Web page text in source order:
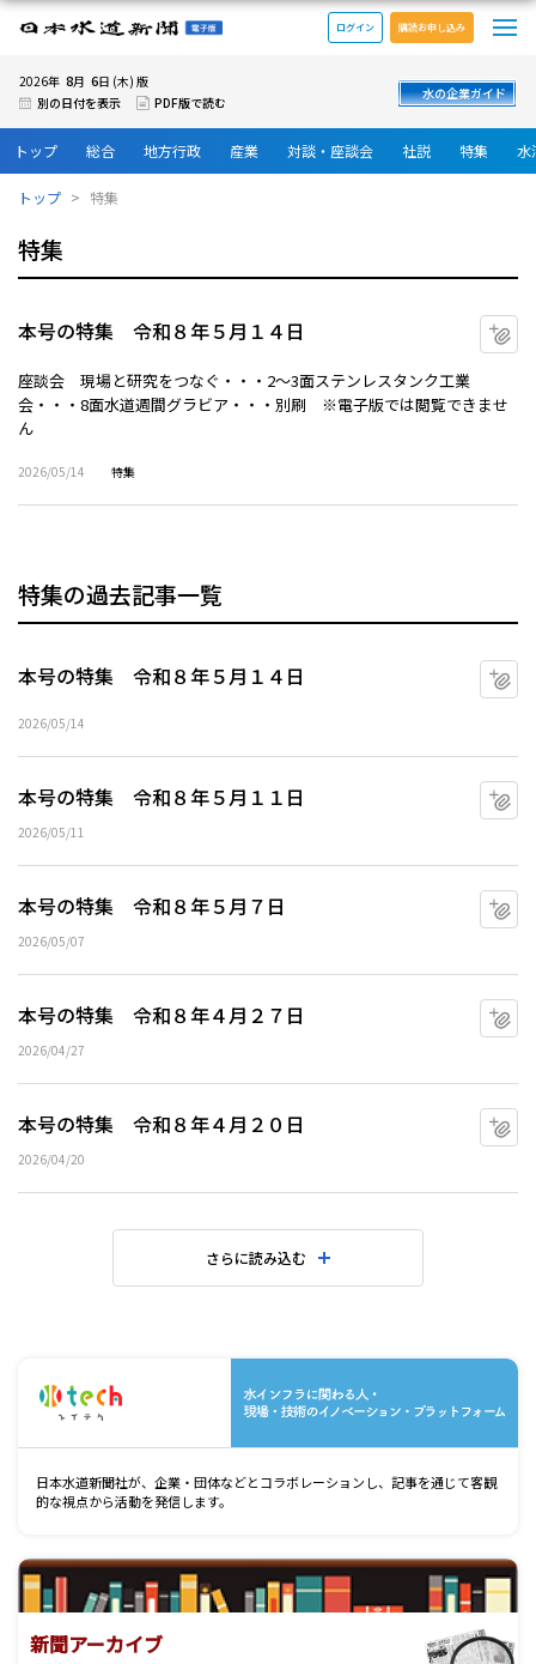
日本水道新聞 電子版
ログイン 購読お申し込み
2026年 8月 6日 (木) 版
別の日付を表示
PDF版で読む
水の企業ガイド
トップ 総合 地方行政 産業 対談・座談会 社説 特集 水
トップ 特集
特集
本号の特集 令和８年５月１４日
座談会 現場と研究をつなぐ・・・2～3面ステンレスタンク工業
会・・・8面水道週間グラビア・・・別刷 ※電子版では閲覧できませ
ん
2026/05/14 特集
特集の過去記事一覧
本号の特集 令和８年５月１４日
2026/05/14
本号の特集 令和８年５月１１日
2026/05/11
本号の特集 令和８年５月７日
2026/05/07
本号の特集 令和８年４月２７日
2026/04/27
本号の特集 令和８年４月２０日
2026/04/20
さらに読み込む
日本水道新聞社が、企業・団体などとコラボレーションし、記事を通じて客観
的な視点から活動を発信します。
新聞アーカイブ